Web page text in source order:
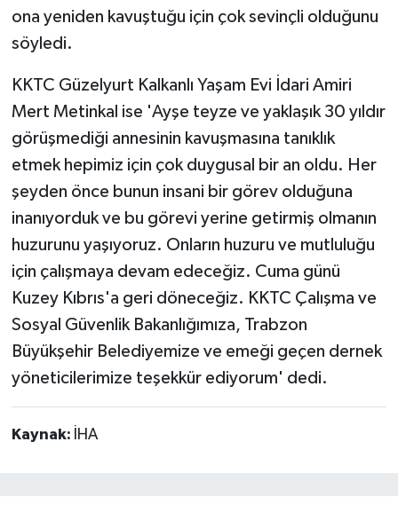
ona yeniden kavuştuğu için çok sevinçli olduğunu
söyledi.
KKTC Güzelyurt Kalkanlı Yaşam Evi İdari Amiri
Mert Metinkal ise 'Ayşe teyze ve yaklaşık 30 yıldır
görüşmediği annesinin kavuşmasına tanıklık
etmek hepimiz için çok duygusal bir an oldu. Her
şeyden önce bunun insani bir görev olduğuna
inanıyorduk ve bu görevi yerine getirmiş olmanın
huzurunu yaşıyoruz. Onların huzuru ve mutluluğu
için çalışmaya devam edeceğiz. Cuma günü
Kuzey Kıbrıs'a geri döneceğiz. KKTC Çalışma ve
Sosyal Güvenlik Bakanlığımıza, Trabzon
Büyükşehir Belediyemize ve emeği geçen dernek
yöneticilerimize teşekkür ediyorum' dedi.
Kaynak: İHA